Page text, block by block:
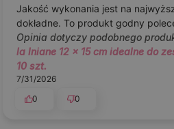
Jakość wykonania jest na
dokładne. To produkt godny
Opinia dotyczy podobnego
la lniane 12 x 15 cm idealne do
10 szt.
7/31/2026
0
0